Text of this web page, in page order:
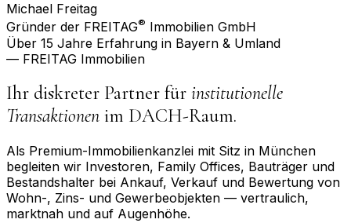
Michael Freitag
Gründer der FREITAG® Immobilien GmbH
Über 15 Jahre Erfahrung in Bayern & Umland
— FREITAG Immobilien
Ihr diskreter Partner für institutionelle
Transaktionen im DACH-Raum.
Als Premium-Immobilienkanzlei mit Sitz in München
begleiten wir Investoren, Family Offices, Bauträger und
Bestandshalter bei Ankauf, Verkauf und Bewertung von
Wohn-, Zins- und Gewerbeobjekten — vertraulich,
marktnah und auf Augenhöhe.